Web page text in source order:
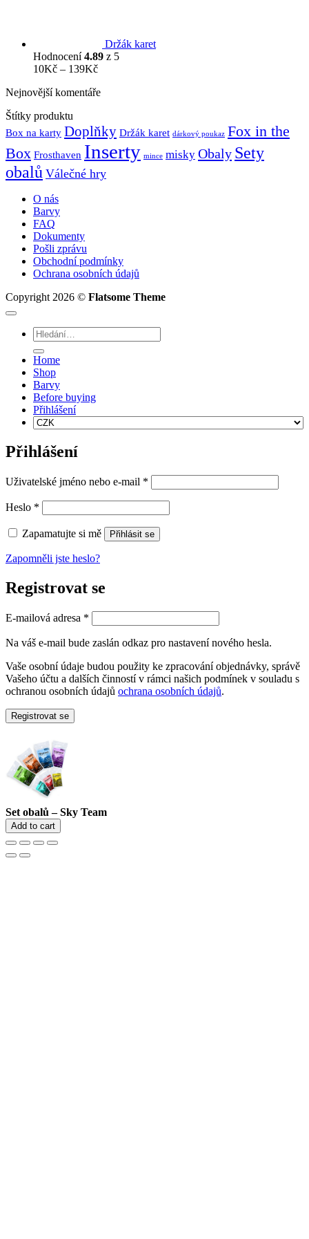
Držák karet
Hodnocení4.89 z 5
10Kč – 139KčRozpětí
10Kč
Nejnovější komentáře
Štítky produktu
Box na karty Doplňky Držák karet dárkový poukaz Fox in the
Box Frosthaven Inserty mince misky Obaly Sety
obalů Válečné hry
O nás
Barvy
FAQ
Dokumenty
Pošli zprávu
Obchodní podmínky
Ochrana osobních údajů
Copyright 2026 © Flatsome Theme
Hledat:
Home
Shop
Barvy
Before buying
Přihlášení
Přihlášení
Uživatelské jméno nebo e-mail *
Heslo *
Zapamatujte si mě Přihlásit se
Zapomněli jste heslo?
Registrovat se
E-mailová adresa *
Na váš e-mail bude zaslán odkaz pro nastavení nového hesla.
Vaše osobní údaje budou použity ke zpracování objednávky, správě
Vašeho účtu a dalších činností v rámci našich podmínek v souladu s
ochranou osobních údajů ochrana osobních údajů.
Registrovat se
Set obalů – Sky Team
Add to cart